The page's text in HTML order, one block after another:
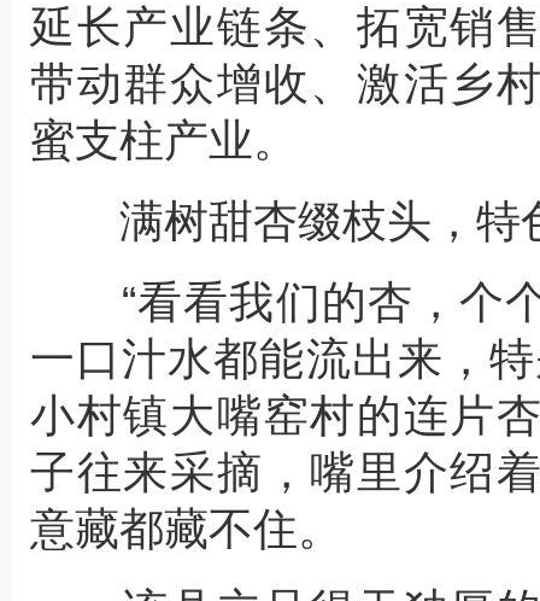
延长产业链条、拓宽销
带动群众增收、激活乡
蜜支柱产业。
满树甜杏缀枝头，特
“看看我们的杏，个
一口汁水都能流出来，
小村镇大嘴窑村的连片
子往来采摘，嘴里介绍
意藏都藏不住。